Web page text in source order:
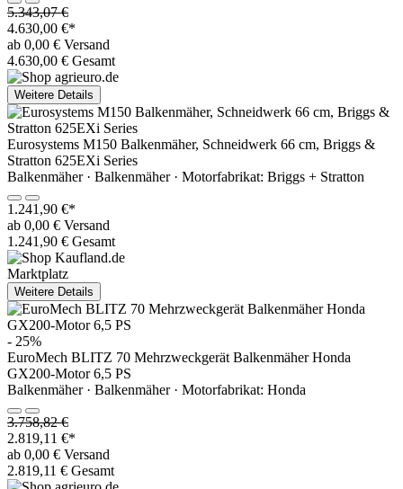
5.343,07 €
4.630,00 €*
ab 0,00 € Versand
4.630,00 € Gesamt
Weitere Details
Eurosystems M150 Balkenmäher, Schneidwerk 66 cm, Briggs &
Stratton 625EXi Series
Balkenmäher · Balkenmäher · Motorfabrikat: Briggs + Stratton
1.241,90 €*
ab 0,00 € Versand
1.241,90 € Gesamt
Marktplatz
Weitere Details
- 25%
EuroMech BLITZ 70 Mehrzweckgerät Balkenmäher Honda
GX200-Motor 6,5 PS
Balkenmäher · Balkenmäher · Motorfabrikat: Honda
3.758,82 €
2.819,11 €*
ab 0,00 € Versand
2.819,11 € Gesamt